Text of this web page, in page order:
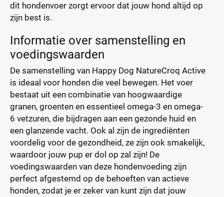
dit hondenvoer zorgt ervoor dat jouw hond altijd op
zijn best is.
Informatie over samenstelling en
voedingswaarden
De samenstelling van Happy Dog NatureCroq Active
is ideaal voor honden die veel bewegen. Het voer
bestaat uit een combinatie van hoogwaardige
granen, groenten en essentieel omega-3 en omega-
6 vetzuren, die bijdragen aan een gezonde huid en
een glanzende vacht. Ook al zijn de ingrediënten
voordelig voor de gezondheid, ze zijn ook smakelijk,
waardoor jouw pup er dol op zal zijn! De
voedingswaarden van deze hondenvoeding zijn
perfect afgestemd op de behoeften van actieve
honden, zodat je er zeker van kunt zijn dat jouw